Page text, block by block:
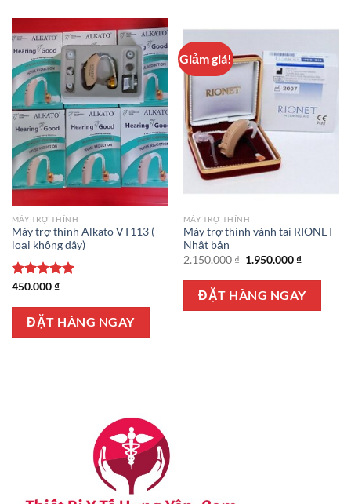
MÁY TRỢ THÍNH
Máy trợ thính Alkato VT113 (
loại không dây)
Được xếp
5 sao
450.000₫
ĐẶT HÀNG NGAY
Giảm giá!
MÁY TRỢ THÍNH
Máy trợ thính vành tai RIONET
Nhật bản
2.150.000₫ Giá
là:
2.150.000 ₫.
1.950.000₫Giá
tại
là:
1.950.000
ĐẶT HÀNG NGAY